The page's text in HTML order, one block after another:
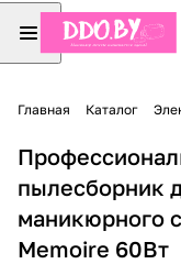
Главная Каталог
пылесборник
маникюрного
Memoire 60Вт